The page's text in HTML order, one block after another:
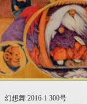
幻想舞 2016-1 300号